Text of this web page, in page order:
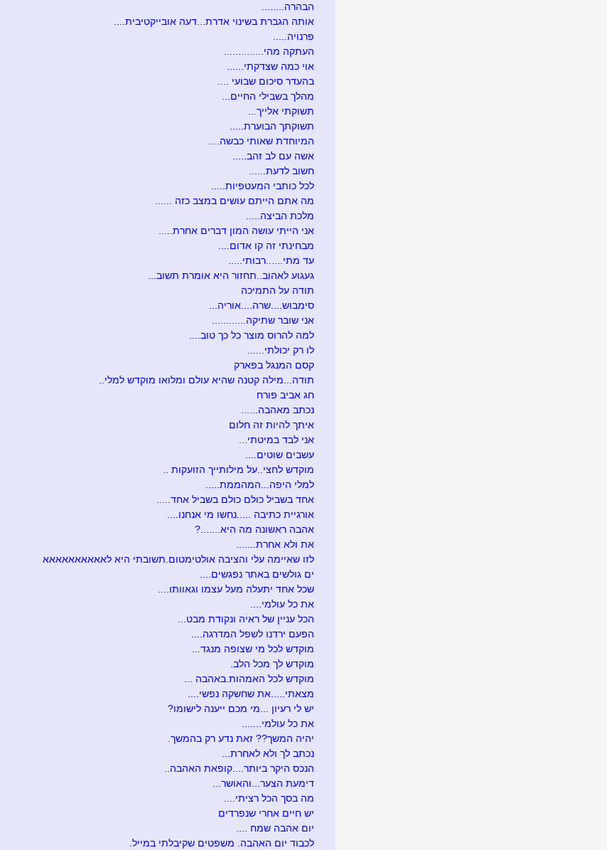
הבהרה........
אותה הגברת בשינוי אדרת...דעה אובייקטיבית....
פרנויה.....
העתקה מהי..............
אוי כמה שצדקתי......
בהעדר סיכום שבועי ....
מהלך בשבילי החיים...
תשוקתי אלייך...
תשוקתך הבוערת.....
המיוחדת שאותי כבשה....
אשה עם לב זהב.....
חשוב לדעת......
לכל כותבי המעטפיות.....
מה אתם הייתם עושים במצב כזה ......
מלכת הביצה.....
אני הייתי עושה המון דברים אחרת.....
מבחינתי זה קו אדום....
עד מתי......רבותי.....
געגוע לאהוב..תחזור היא אומרת תשוב...
תודה על התמיכה
סימבוש....שרה....אוריה...
אני שובר שתיקה............
למה להרוס מוצר כל כך טוב....
לו רק יכולתי......
קסם המנגל בפארק
תודה...מילה קטנה שהיא עולם ומלואו מוקדש למלי..
חג אביב פורח
נכתב מאהבה......
איתך להיות זה חלום
אני לבד במיטתי...
עשבים שוטים....
מוקדש לחצי..על מילותייך הזועקות ..
למלי היפה...המהממת.....
אחד בשביל כולם כולם בשביל אחד.....
אורגיית כתיבה .....נחשו מי אנחנו....
אהבה ראשונה מה היא.......?
את ולא אחרת.......
לזו שאיימה עלי והציבה אולטימטום.תשובתי היא לאאאאאאאאאא
ים גולשים באתר נפגשים....
שכל אחד יתעלה מעל עצמו וגאוותו....
את כל עולמי....
הכל עניין של ראיה ונקודת מבט...
הפעם ירדנו לשפל המדרגה....
מוקדש לכל מי שצופה מנגד...
מוקדש לך מכל הלב.
מוקדש לכל האמהות.באהבה ...
מצאתי.....את שחשקה נפשי....
יש לי רעיון ...מי מכם ייענה לישומו?
את כל עולמי.......
יהיה המשך?? זאת נדע רק בהמשך.
נכתב לך ולא לאחרת...
הנכס היקר ביותר....קופאת האהבה..
דימעת הצער...והאושר...
מה בסך הכל רציתי....
יש חיים אחרי שנפרדים
יום אהבה שמח ....
לכבוד יום האהבה. משפטים שקיבלתי במייל.